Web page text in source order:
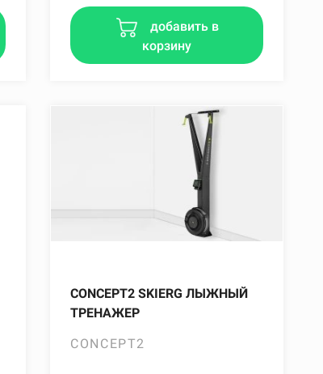
добавить в
корзину
CONCEPT2 SKIERG ЛЫЖНЫЙ
ТРЕНАЖЕР
CONCEPT2